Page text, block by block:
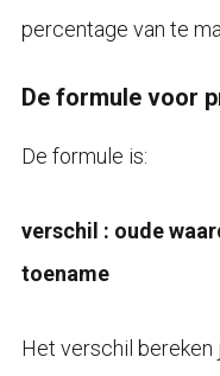
percentage van te
De formule voor
De formule is:
verschil : oude
toename
Het verschil bereken